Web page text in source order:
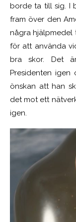
borde ta till sig. I
fram över den
några hjälpmedel
för att använda
bra skor. Det
Presidenten igen
önskan att han
det mot ett
igen.